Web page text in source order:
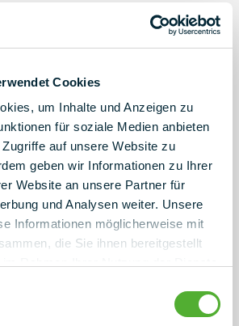
Cookies
um Inhalte und Anzeigen zu
für soziale Medien anbieten
auf unsere Website zu
geben wir Informationen zu Ihrer
Website an unsere Partner für
und Analysen weiter. Unsere
Informationen möglicherweise mit
die Sie ihnen bereitgestellt
zrównoważona inwestycja
jakość i bezpieczeństwo! PMT
gwarancję na system, w tym
(EasyPlates). Ta długoterminowa
niezawodność i trwałość. Intensywne
takie jak testy w tunelu
cyfrowe i różne testy
wysoką jakość genetyki
że jest to rozsądna